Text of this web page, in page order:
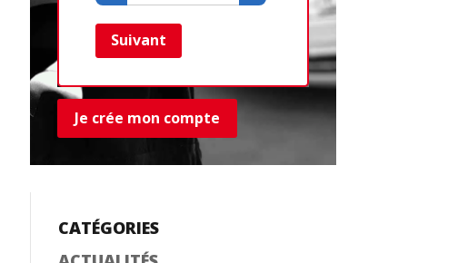
Suivant
Je crée mon compte
CATÉGORIES